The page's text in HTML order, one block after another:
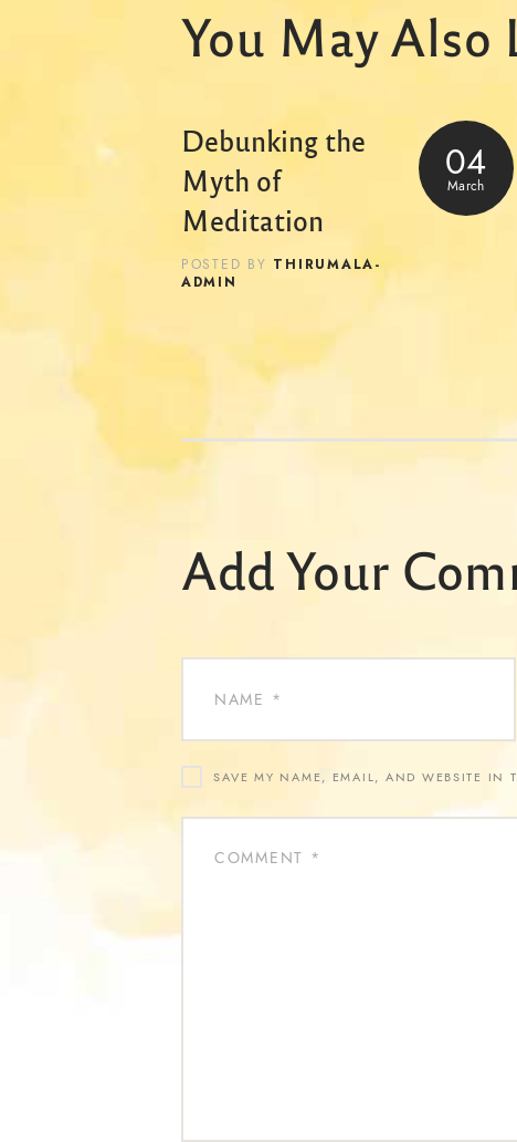
You May Also
04
March
Debunking the
Myth of
Meditation
POSTED BY THIRUMALA-
ADMIN
Add Your
SAVE MY NAME, EMAIL, AND WEBSITE IN